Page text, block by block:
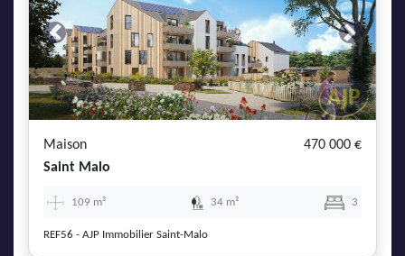
Previous Next
Maison
470 000 €
Saint Malo
109 m² 34 m² 3
REF56 - AJP Immobilier Saint-Malo